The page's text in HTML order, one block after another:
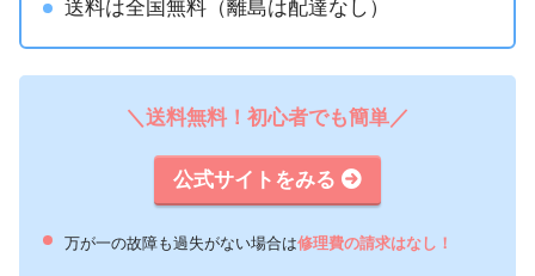
送料は全国無料（離島は配達なし）
＼送料無料！初心者でも簡単／
公式サイトをみる
万が一の故障も過失がない場合は修理費の請求はなし！